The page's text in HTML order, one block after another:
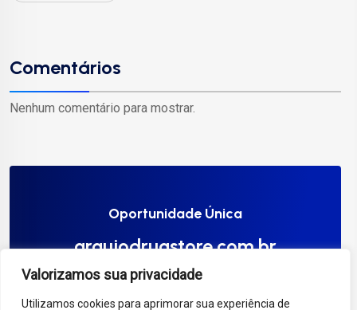
Valorizamos sua privacidade
Utilizamos cookies para aprimorar sua experiência de
Comentários
Nenhum comentário para mostrar.
Oportunidade Única
araujodrugstore.com.br
Compre Agora